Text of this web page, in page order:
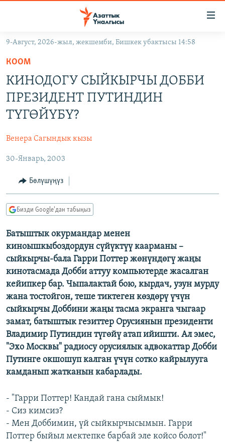
Навигацияга
өтүңүз
Издөөгө
салыңыз
САЯСАТ
МАДАНИЯТ
ДҮЙНӨ
УКРАИНА
ТВ ПРОГРАММАЛАР
БҮГҮН АЗАТТЫКТА
ЭКСПЕРТТЕР ТАЛДАЙТ
ДАНИСТЕ
ЭЖЕ-СИҢДИЛЕР
ЫҢГАЙСЫЗ СУРООЛОР
ПОДКАСТ
ӨЗГӨЧӨ ПИКИР
Русский
ОНЛАЙН ШЕРИНЕ
ЭЕ/АРнун бардык сайттары
9-Август, 2026-жыл, жекшемби, Бишкек убактысы 14:58
КООМ
КИНОДОГУ СЫЙКЫРЧЫ ДОББИ
ПРЕЗИДЕНТ ПУТИНДИН
ТҮГӨЙҮБҮ?
Венера Сагындык кызы
30-Январь, 2003
Бөлүшүңүз
Бизди Google'дан табыңыз
Батыштык окурмандар менен
киноышкыбоздордун сүйүктүү каарманы –
сыйкырчы-бала Гарри Поттер жөнүндөгү жаңы
кинотасмада Добби аттуу компьютерде жасалган
кейипкер бар. Чыпалактай бою, кырдач, узун мурду
жана тостойгон, теше тиктеген көздөрү үчүн
сыйкырчы Доббини жаңы тасма экранга чыгаар
замат, батыштык гезиттер Орусиянын президенти
Владимир Путиндин түгөйү атап ийишти. Ал эмес,
"Эхо Москвы" радиосу орусиялык адвокаттар Добби
Путинге окшошуп калган үчүн сотко кайрылууга
камданып жатканын кабарлады.
- "Гарри Поттер! Кандай гана сыймык!
- Сиз кимсиз?
- Мен Доббимин, үй сыйкырчысымын. Гарри
Поттер быйыл мектепке барбай эле койсо болот!"